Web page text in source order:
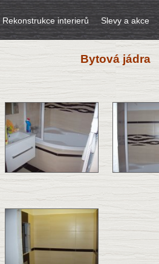
Rekonstrukce interierů Slevy a akce
Bytová jádra